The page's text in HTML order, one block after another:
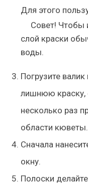
Для этого
Совет! Чтобы
слой краски
воды.
Погрузите
лишнюю
несколько раз
области кюветы.
Сначала
окну.
Полоски